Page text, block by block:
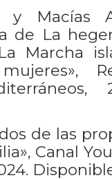
y Macías
de La
Marcha
de las
Canal